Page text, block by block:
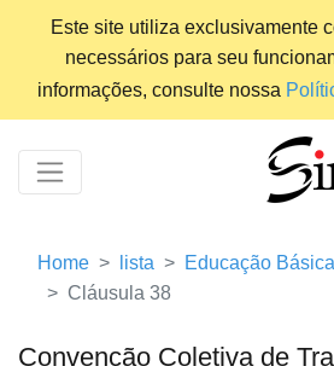
Este site utiliza exclusivamente
necessários para seu
informações, consulte nossa
Home lista Educação Básica
Cláusula 38
Convenção Coletiva de